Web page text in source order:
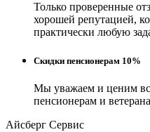
Только проверенные
хорошей репутацией,
практически любую
Скидки пенсионерам 10%
Мы уважаем и ценим
пенсионерам и
Айсберг Сервис